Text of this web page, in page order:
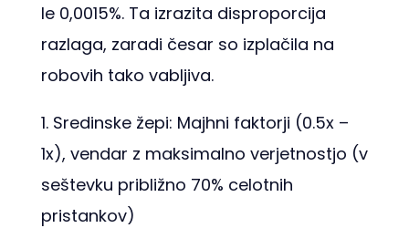
le 0,0015%. Ta izrazita disproporcija
razlaga, zaradi česar so izplačila na
robovih tako vabljiva.
Sredinske žepi: Majhni faktorji (0.5x –
1x), vendar z maksimalno verjetnostjo (v
seštevku približno 70% celotnih
pristankov)